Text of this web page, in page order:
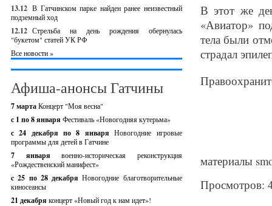
13.12 В Гатчинском парке найден ранее неизвестный
подземный ход
12.12 Стрельба на день рождения обернулась
"букетом" статей УК РФ
Все новости »
Афиша-анонсы Гатчины
7 мартаКонцерт "Моя весна"
с 1 по 8 января Фестиваль «Новогодняя кутерьма»
с 24 декабря по 8 январяНовогодние игровые
программы для детей в Гатчине
7 январявоенно-историческая реконструкция
«Рождественский манифест»
c 25 по 28 декабряНовогодние благотворительные
киносеансы
21 декабря концерт «Новый год к нам идет»!
В этот же
«Авиатор»
тела были
страдал
материалы
Просмотров: